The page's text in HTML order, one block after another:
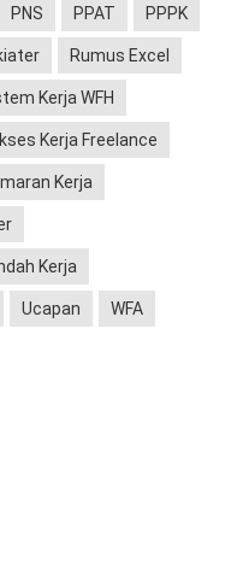
PNS PPAT PPPK
Rumus Excel
Kerja WFH
Kerja Freelance
Kerja
Kerja
Ucapan WFA